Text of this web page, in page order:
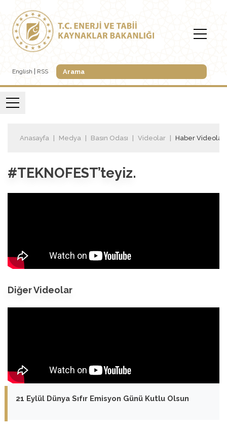
English RSS
Anasayfa Medya Basın Odası Videolar Haber Videoları
#TEKNOFEST’teyiz.
Diğer Videolar
21 Eylül Dünya Sıfır Emisyon Günü Kutlu Olsun